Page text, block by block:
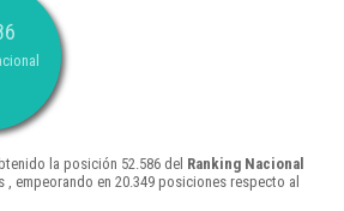
la posición 52.586 del Ranking Nacional
, empeorando en 20.349 posiciones respecto al